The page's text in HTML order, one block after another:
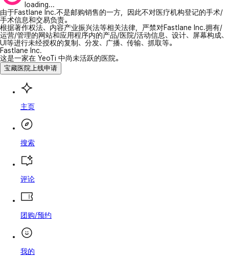
loading...
由于Fastlane Inc.不是邮购销售的一方，因此不对医疗机构登记的手术/
手术信息和交易负责。
根据著作权法、内容产业振兴法等相关法律，严禁对Fastlane Inc.拥有/
运营/管理的网站和应用程序内的产品/医院/活动信息、设计、屏幕构成、
UI等进行未经授权的复制、分发、广播、传输、抓取等。
Fastlane Inc.
这是一家在 YeoTi 中尚未活跃的医院。
宝藏医院上线申请
主页
搜索
评论
团购/预约
我的